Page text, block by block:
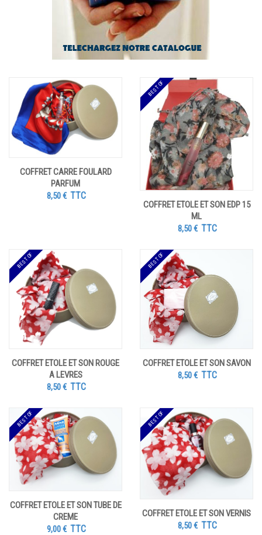
COFFRET CARRE FOULARD
PARFUM
8,50€ TTC
BEST OF
COFFRET ETOLE ET SON EDP 15
ML
8,50€ TTC
BEST OF
COFFRET ETOLE ET SON ROUGE
A LEVRES
8,50€ TTC
BEST OF
COFFRET ETOLE ET SON SAVON
8,50€ TTC
BEST OF
COFFRET ETOLE ET SON TUBE DE
CREME
9,00€ TTC
BEST OF
COFFRET ETOLE ET SON VERNIS
8,50€ TTC